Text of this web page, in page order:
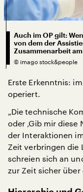
Auch im OP gilt:
von dem der
Zusammenarbeit
© imago stock&people
Erste Erkenntnis:
operiert.
„Die technische
oder ‚Gib mir diese
der Interaktionen
Zeit verbringen die
schreien sich an
zur Zeit sicher über